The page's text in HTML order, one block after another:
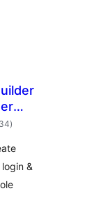
कुल
दर)
&